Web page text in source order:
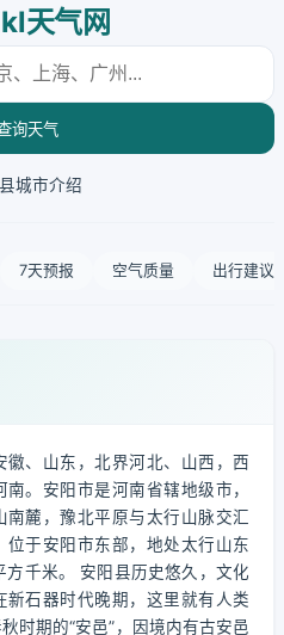
天气网
询天气
城市介绍
7天预报 空气质量 出行建议
、山东，北界河北、山西，西
。安阳市是河南省辖地级市，
麓，豫北平原与太行山脉交汇
于安阳市东部，地处太行山东
千米。 安阳县历史悠久，文化
石器时代晚期，这里就有人类
时期的“安邑”，因境内有古安邑